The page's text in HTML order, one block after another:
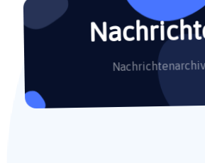
Nachrichtenarchiv